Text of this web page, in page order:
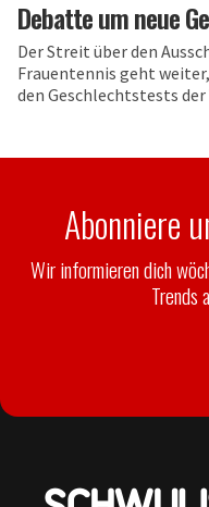
Debatte um neue
Der Streit über den
Frauentennis geht
den Geschlechtstests der
Abonniere
Wir informieren dich
Trends